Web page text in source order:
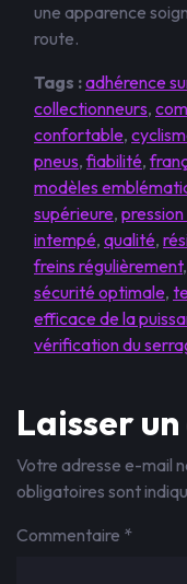
une apparence
route.
Tags :adhérence
collectionneurs,
confortable,
pneus,fiabilité,
modèles
supérieure,
intempé, qualité,
freins régulièrement,
sécurité optimale,
efficace de la
vérification du
Laisser
Votre adresse e-mail
obligatoires sont
Commentaire *